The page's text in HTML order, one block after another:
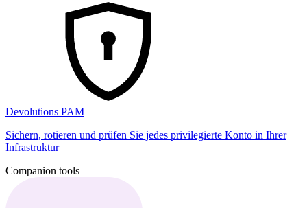
Devolutions PAM
Sichern, rotieren und prüfen Sie jedes privilegierte Konto in Ihrer
Infrastruktur
Companion tools